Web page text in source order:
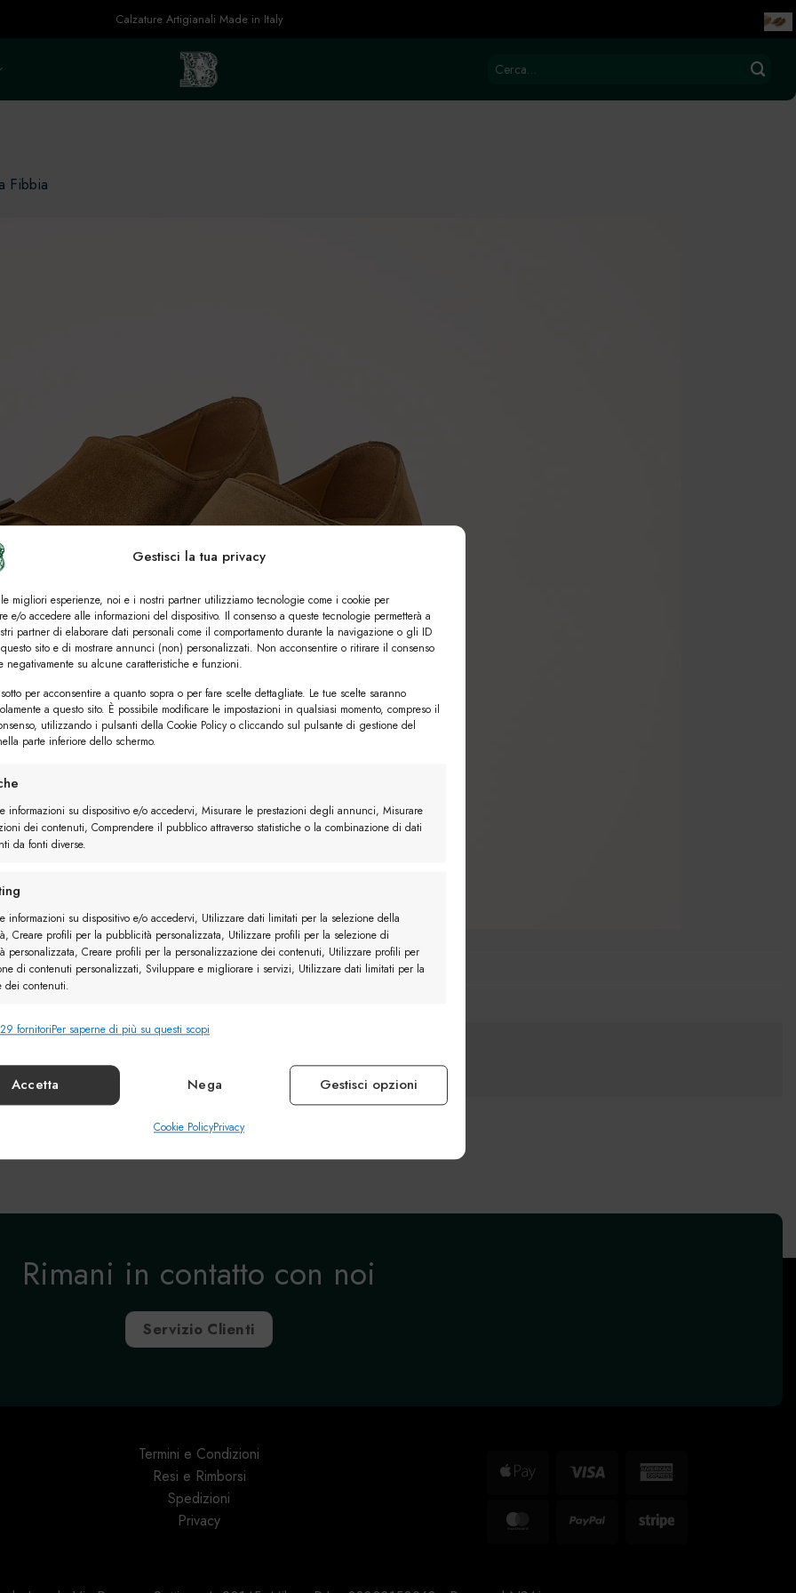
Gestisci la tua privacy
migliori esperienze, noi e i nostri partner utilizziamo tecnologie come i cookie per
e/o accedere alle informazioni del dispositivo. Il consenso a queste tecnologie permetterà a
partner di elaborare dati personali come il comportamento durante la navigazione o gli ID
sito e di mostrare annunci (non) personalizzati. Non acconsentire o ritirare il consenso
negativamente su alcune caratteristiche e funzioni.
per acconsentire a quanto sopra o per fare scelte dettagliate. Le tue scelte saranno
a questo sito. È possibile modificare le impostazioni in qualsiasi momento, compreso il
utilizzando i pulsanti della Cookie Policy o cliccando sul pulsante di gestione del
parte inferiore dello schermo.
informazioni su dispositivo e/o accedervi, Misurare le prestazioni degli annunci, Misurare
dei contenuti, Comprendere il pubblico attraverso statistiche o la combinazione di dati
da fonti diverse.
informazioni su dispositivo e/o accedervi, Utilizzare dati limitati per la selezione della
Creare profili per la pubblicità personalizzata, Utilizzare profili per la selezione di
personalizzata, Creare profili per la personalizzazione dei contenuti, Utilizzare profili per
di contenuti personalizzati, Sviluppare e migliorare i servizi, Utilizzare dati limitati per la
dei contenuti.
Identificare i dispositivi in base alle informazioni trasmesse automaticamente.
la sicurezza, prevenire e rilevare frodi, correggere
fornitoriPer saperne di più su questi scopi
Accetta Nega Gestisci opzioni
Cookie PolicyPrivacy
Calzature Artigianali Made in Italy
Cerca:
Fibbia
Rimani in contatto con noi
Servizio Clienti
Termini e Condizioni
Resi e Rimborsi
Spedizioni
Privacy
Apple
Visa
American
MasterCard
Stripe